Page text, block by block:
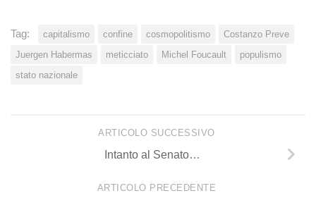
Tag: capitalismo confine cosmopolitismo
Costanzo Preve
Juergen Habermas
meticciato Michel Foucault
populismo
stato nazionale
ARTICOLO SUCCESSIVO
Intanto al Senato…
ARTICOLO PRECEDENTE